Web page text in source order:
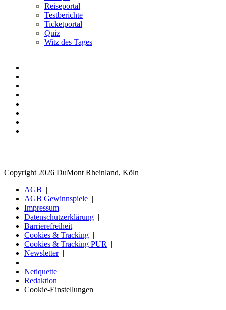
Reiseportal
Testberichte
Ticketportal
Quiz
Witz des Tages
Copyright 2026 DuMont Rheinland, Köln
AGB
AGB Gewinnspiele
Impressum
Datenschutzerklärung
Barrierefreiheit
Cookies & Tracking
Cookies & Tracking PUR
Newsletter
Netiquette
Redaktion
Cookie-Einstellungen